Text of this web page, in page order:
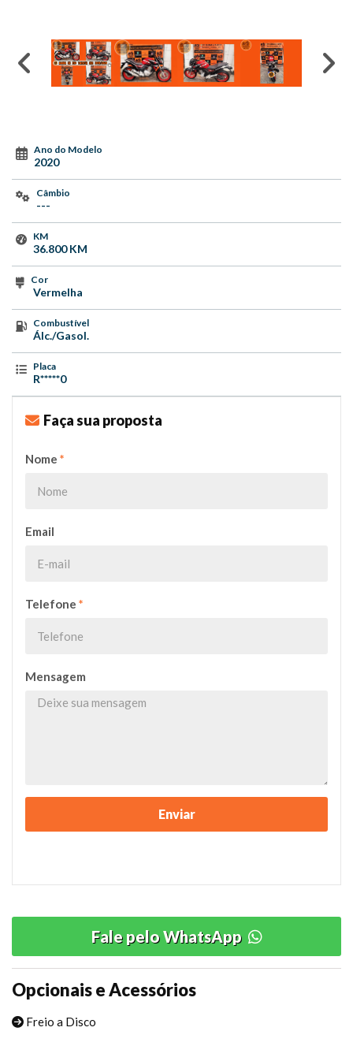
Ano do Modelo
2020
Câmbio
---
KM
36.800 KM
Cor
Vermelha
Combustível
Álc./Gasol.
Placa
R*****0
Faça sua proposta
Nome *
Email
Telefone *
Mensagem
Fale pelo WhatsApp
Opcionais e Acessórios
Freio a Disco